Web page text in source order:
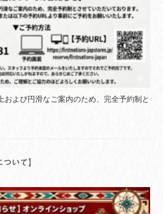
および円滑なご案内のため、完全予約制と
ついて】